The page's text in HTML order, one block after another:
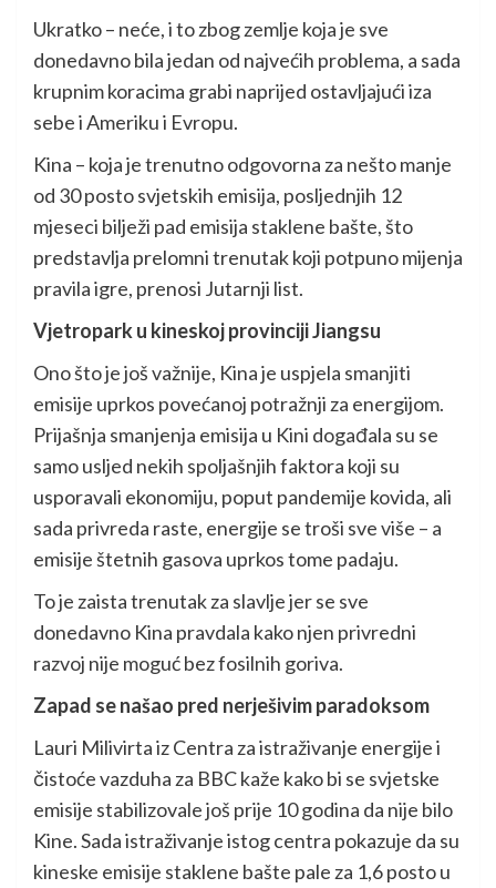
Ukratko – neće, i to zbog zemlje koja je sve
donedavno bila jedan od najvećih problema, a sada
krupnim koracima grabi naprijed ostavljajući iza
sebe i Ameriku i Evropu.
Kina – koja je trenutno odgovorna za nešto manje
od 30 posto svjetskih emisija, posljednjih 12
mjeseci bilježi pad emisija staklene bašte, što
predstavlja prelomni trenutak koji potpuno mijenja
pravila igre, prenosi Jutarnji list.
Vjetropark u kineskoj provinciji Jiangsu
Ono što je još važnije, Kina je uspjela smanjiti
emisije uprkos povećanoj potražnji za energijom.
Prijašnja smanjenja emisija u Kini događala su se
samo usljed nekih spoljašnjih faktora koji su
usporavali ekonomiju, poput pandemije kovida, ali
sada privreda raste, energije se troši sve više – a
emisije štetnih gasova uprkos tome padaju.
To je zaista trenutak za slavlje jer se sve
donedavno Kina pravdala kako njen privredni
razvoj nije moguć bez fosilnih goriva.
Zapad se našao pred nerješivim paradoksom
Lauri Milivirta iz Centra za istraživanje energije i
čistoće vazduha za BBC kaže kako bi se svjetske
emisije stabilizovale još prije 10 godina da nije bilo
Kine. Sada istraživanje istog centra pokazuje da su
kineske emisije staklene bašte pale za 1,6 posto u